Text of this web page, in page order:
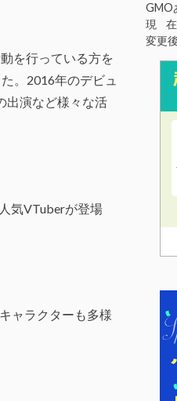
を行っている方を
。2016年のデビュ
出演など様々な活
気VTuberが登場
ャラクターも多様
GMO
現 在
変更